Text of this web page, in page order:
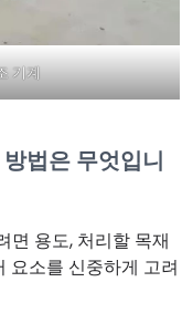
기계
법은 무엇입니
면 용도, 처리할 목재
요소를 신중하게 고려